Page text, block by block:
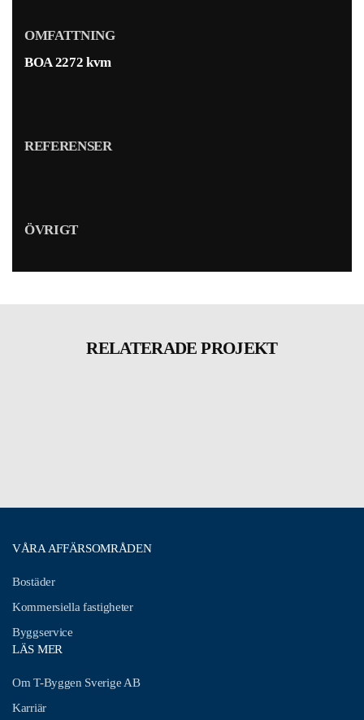
OMFATTNING
BOA 2272 kvm
REFERENSER
ÖVRIGT
RELATERADE PROJEKT
VÅRA AFFÄRSOMRÅDEN
Bostäder
Kommersiella fastigheter
Byggservice
LÄS MER
Om T-Byggen Sverige AB
Karriär